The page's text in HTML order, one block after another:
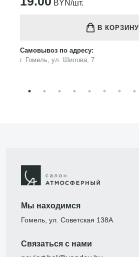
BYN/шт.
В КОРЗИНУ
Самовывоз по адресу:
г. Гомель, ул. Шилова, 7
Мы находимся
Гомель, ул. Советская 138А
Связаться с нами